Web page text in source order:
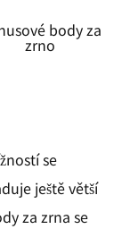
body za
zrno
se
ještě větší
za zrna se